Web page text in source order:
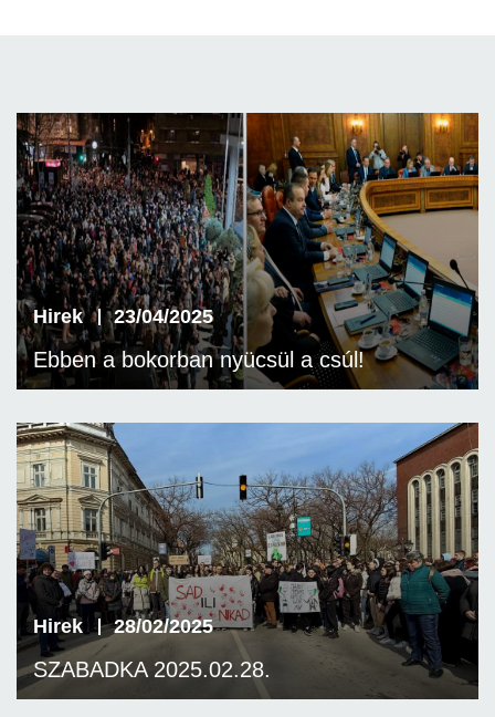
Hirek 23/04/2025
Ebben a bokorban nyücsül a csúl!
Hirek 28/02/2025
SZABADKA 2025.02.28.